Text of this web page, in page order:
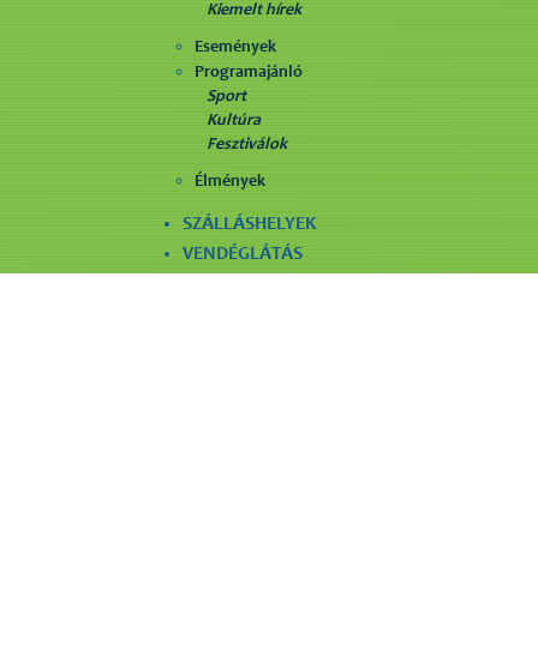
Kiemelt hírek
Események
Programajánló
Sport
Kultúra
Fesztiválok
Élmények
SZÁLLÁSHELYEK
VENDÉGLÁTÁS